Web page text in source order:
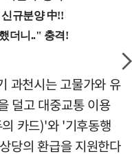
과천시는 고물가와 유
덜고 대중교통 이용
카드)'와 '기후동행
당의 환급을 지원한다